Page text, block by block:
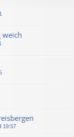
weich
19:57